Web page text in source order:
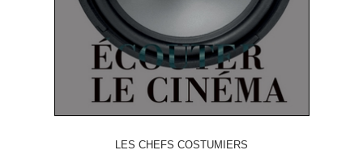
LES CHEFS COSTUMIERS